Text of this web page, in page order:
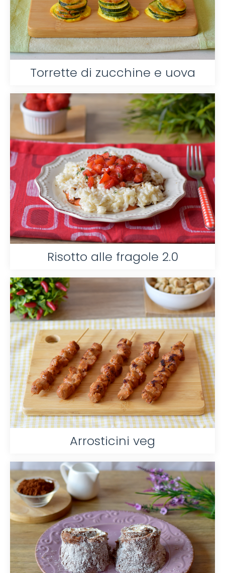
Torrette di zucchine e uova
Risotto alle fragole 2.0
Arrosticini veg